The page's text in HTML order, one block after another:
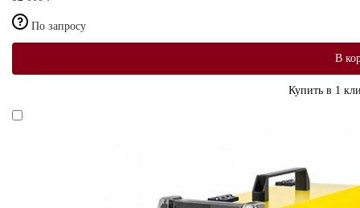
По запросу
В
Купить в 1